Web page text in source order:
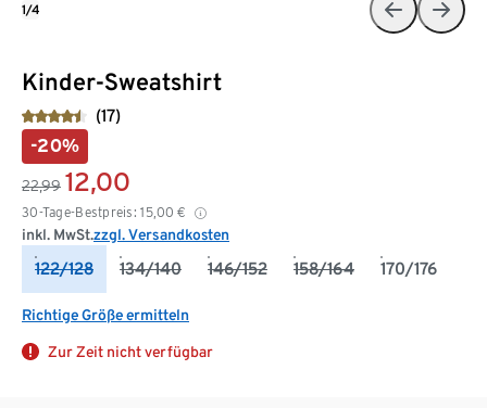
Kinder-Sweatshirt
(17)
-20%
22,99 12,00
30-Tage-Bestpreis: 15,00 €
inkl. MwSt.zzgl. Versandkosten
122/128 134/140 146/152 158/164 170/176
Richtige Größe ermitteln
Zur Zeit nicht verfügbar
1/4